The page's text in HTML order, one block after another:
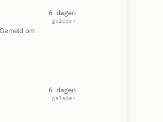
om
6 dagen
geleden
6 dagen
geleden